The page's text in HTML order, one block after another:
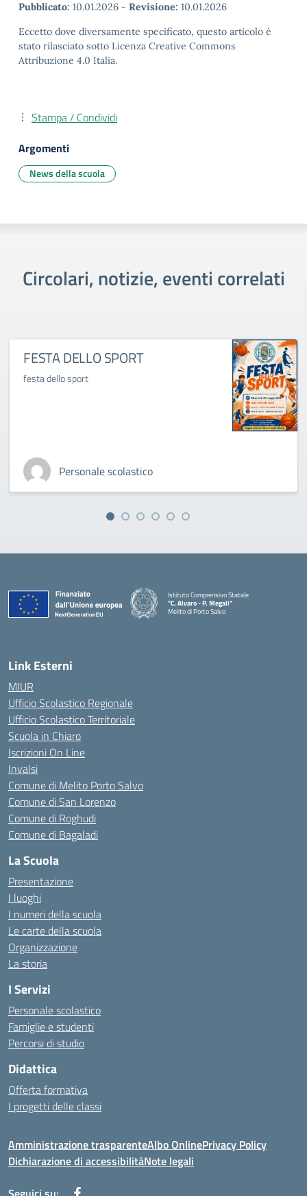
Pubblicato: 10.01.2026 - Revisione: 10.01.2026
Eccetto dove diversamente specificato, questo articolo è
stato rilasciato sotto Licenza Creative Commons
Attribuzione 4.0 Italia.
Stampa / Condividi
Argomenti
News della scuola
Circolari, notizie, eventi correlati
FESTA DELLO SPORT
festa dello sport
Personale scolastico
Istituto Comprensivo Statale
"C. Alvaro - P. Megali"
Melito di Porto Salvo
Link Esterni
MIUR
Ufficio Scolastico Regionale
Ufficio Scolastico Territoriale
Scuola in Chiaro
Iscrizioni On Line
Invalsi
Comune di Melito Porto Salvo
Comune di San Lorenzo
Comune di Roghudi
Comune di Bagaladi
La Scuola
Presentazione
I luoghi
I numeri della scuola
Le carte della scuola
Organizzazione
La storia
I Servizi
Personale scolastico
Famiglie e studenti
Percorsi di studio
Didattica
Offerta formativa
I progetti delle classi
Amministrazione trasparenteAlbo OnlinePrivacy Policy
Dichiarazione di accessibilitàNote legali